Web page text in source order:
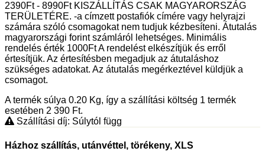
2390Ft - 8990Ft KISZÁLLÍTÁS CSAK MAGYARORSZÁG
TERÜLETÉRE. -a címzett postafiók címére vagy helyrajzi
számára szóló csomagokat nem tudjuk kézbesíteni. Átutalás
magyarországi forint számláról lehetséges. Minimális
rendelés érték 1000Ft A rendelést elkészítjük és erről
értesítjük. Az értesítésben megadjuk az átutaláshoz
szükséges adatokat. Az átutalás megérkeztével küldjük a
csomagot.
A termék súlya 0.20 Kg, így a szállítási költség 1 termék
esetében 2 390 Ft.
Szállítási díj: Súlytól függ
Házhoz szállítás, utánvéttel, törékeny, XLS